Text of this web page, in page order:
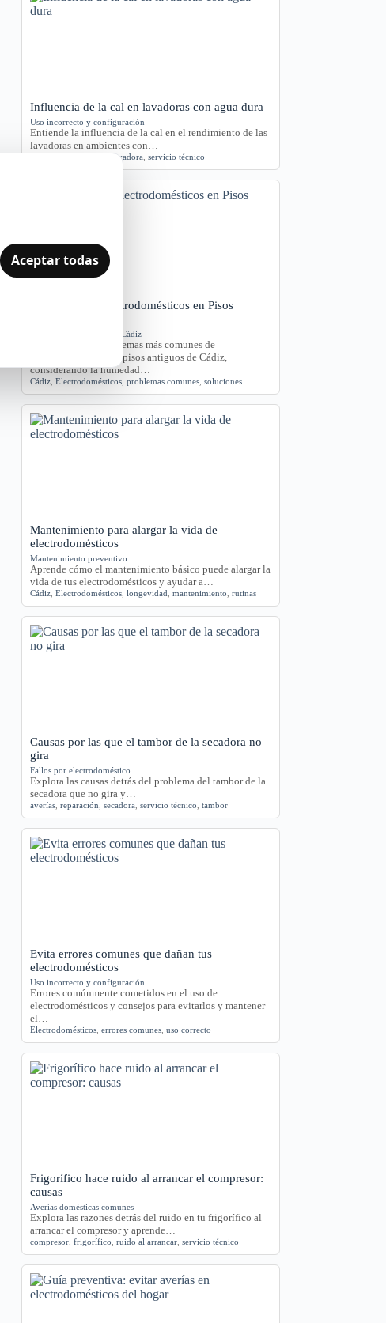
Influencia de la cal en lavadoras con agua dura
Uso incorrecto y configuración
Entiende la influencia de la cal en el rendimiento de las
lavadoras en ambientes con…
agua dura,Cádiz,cal,lavadora ,servicio técnico
Problemas de Electrodomésticos en Pisos
Averías y orientación en Cádiz
Exploramos los problemas más comunes de
electrodomésticos en pisos antiguos de Cádiz,
considerando la humedad…
Cádiz ,Electrodomésticos ,problemas comunes ,soluciones
Mantenimiento para alargar la vida de
electrodomésticos
Mantenimiento preventivo
Aprende cómo el mantenimiento básico puede alargar la
vida de tus electrodomésticos y ayudar a…
Cádiz ,Electrodomésticos ,longevidad ,mantenimiento ,rutinas
Causas por las que el tambor de la secadora no
gira
Fallos por electrodoméstico
Explora las causas detrás del problema del tambor de la
secadora que no gira y…
averías ,reparación ,secadora ,servicio técnico ,tambor
Evita errores comunes que dañan tus
electrodomésticos
Uso incorrecto y configuración
Errores comúnmente cometidos en el uso de
electrodomésticos y consejos para evitarlos y mantener
el…
Electrodomésticos ,errores comunes ,uso correcto
Frigorífico hace ruido al arrancar el compresor:
causas
Averías domésticas comunes
Explora las razones detrás del ruido en tu frigorífico al
arrancar el compresor y aprende…
compresor ,frigorífico ,ruido al arrancar ,servicio técnico
Aceptar todas